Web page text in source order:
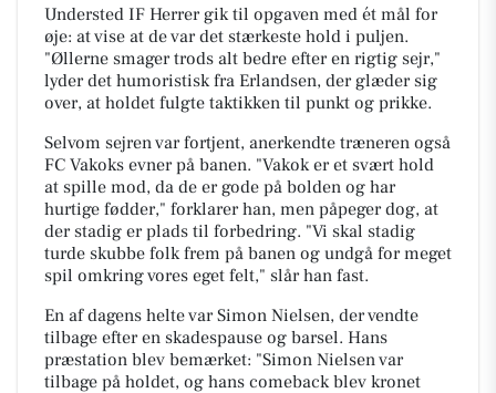
Understed IF Herrer gik til opgaven med ét mål for
øje: at vise at de var det stærkeste hold i puljen.
"Øllerne smager trods alt bedre efter en rigtig sejr,"
lyder det humoristisk fra Erlandsen, der glæder sig
over, at holdet fulgte taktikken til punkt og prikke.
Selvom sejren var fortjent, anerkendte træneren også
FC Vakoks evner på banen. "Vakok er et svært hold
at spille mod, da de er gode på bolden og har
hurtige fødder," forklarer han, men påpeger dog, at
der stadig er plads til forbedring. "Vi skal stadig
turde skubbe folk frem på banen og undgå for meget
spil omkring vores eget felt," slår han fast.
En af dagens helte var Simon Nielsen, der vendte
tilbage efter en skadespause og barsel. Hans
præstation blev bemærket: "Simon Nielsen var
tilbage på holdet, og hans comeback blev kronet